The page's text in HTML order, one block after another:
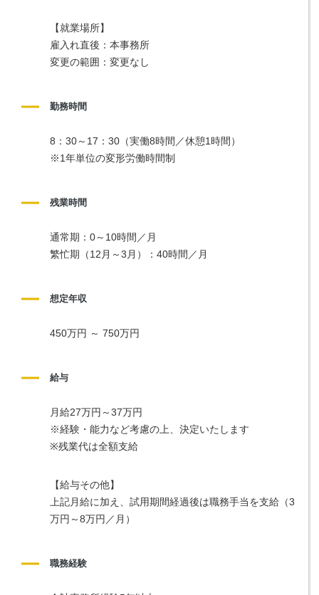
【就業場所】
雇入れ直後：本事務所
変更の範囲：変更なし
勤務時間
8：30～17：30（実働8時間／休憩1時間）
※1年単位の変形労働時間制
残業時間
通常期：0～10時間／月
繁忙期（12月～3月）：40時間／月
想定年収
450万円 ～ 750万円
給与
月給27万円～37万円
※経験・能力など考慮の上、決定いたします
※残業代は全額支給
【給与その他】
上記月給に加え、試用期間経過後は職務手当を支給（3
万円～8万円／月）
職務経験